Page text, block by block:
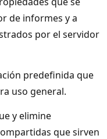
de informes y a
por el servidor
predefinida que
uso general.
y elimine
que sirven